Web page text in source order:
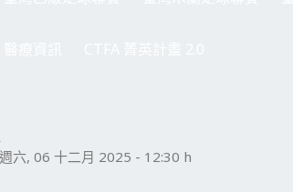
六, 06 十二月 2025 - 12:30 h